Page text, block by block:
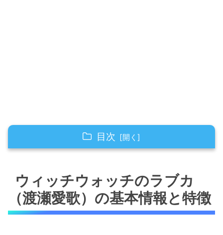
目次
情報と特徴
ラブカの黒魔女としての能力
ラブカの性格と魅力
ウィッチウォッチのラブカ
（渡瀬愛歌）の基本情報と特徴